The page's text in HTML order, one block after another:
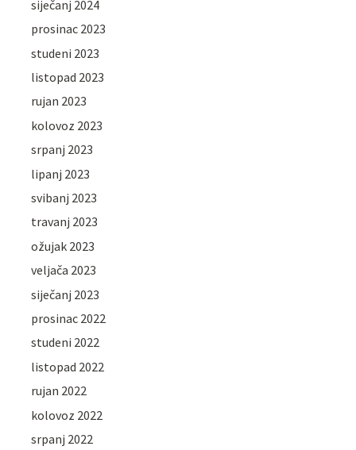
siječanj 2024
prosinac 2023
studeni 2023
listopad 2023
rujan 2023
kolovoz 2023
srpanj 2023
lipanj 2023
svibanj 2023
travanj 2023
ožujak 2023
veljača 2023
siječanj 2023
prosinac 2022
studeni 2022
listopad 2022
rujan 2022
kolovoz 2022
srpanj 2022